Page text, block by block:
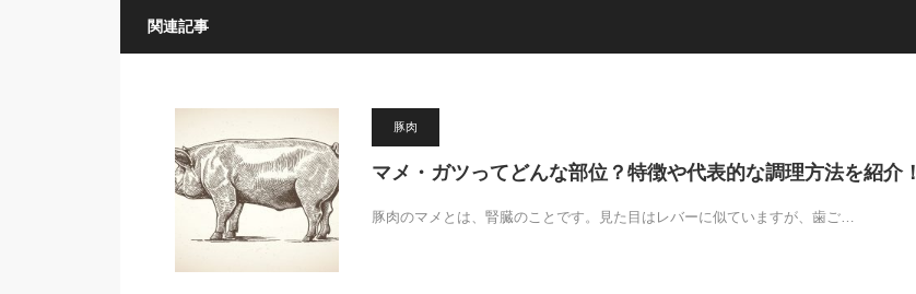
関連記事
豚肉
マメ・ガツってどんな部位？特徴や代表的な調理方法を紹介！
豚肉のマメとは、腎臓のことです。見た目はレバーに似ていますが、歯ご…